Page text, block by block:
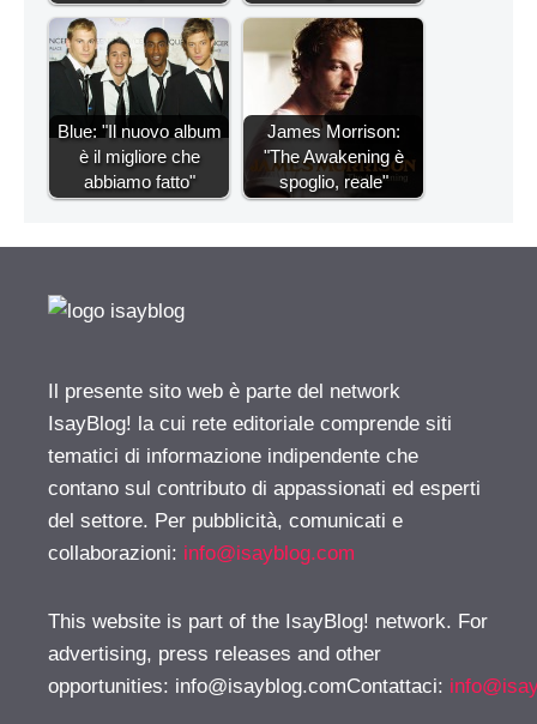
Blue: "Il nuovo album
è il migliore che
abbiamo fatto"
James Morrison:
"The Awakening è
spoglio, reale"
Il presente sito web è parte del network
IsayBlog! la cui rete editoriale comprende siti
tematici di informazione indipendente che
contano sul contributo di appassionati ed esperti
del settore. Per pubblicità, comunicati e
collaborazioni: info@isayblog.com
This website is part of the IsayBlog! network. For
advertising, press releases and other
opportunities: info@isayblog.comContattaci: